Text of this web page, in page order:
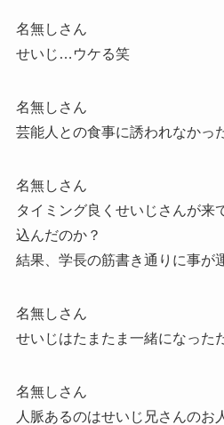
名無しさん
せいじ…ウケる笑
名無しさん
芸能人との食事に誘われなかっ
名無しさん
タイミング良くせいじさんが来
込んだのか？
結果、学長の筋書き通りに事が
名無しさん
せいじはたまたま一緒になった
名無しさん
人脈あるのはせいじ兄さんのお